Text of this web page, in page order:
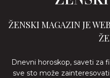
ŽENSKI MAGAZIN JE
Dnevni horoskop, saveti za
sve sto može